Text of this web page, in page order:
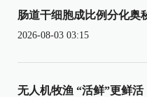
肠道干细胞成比例分化奥
2026-08-03 03:15
无人机牧渔 “活鲜”更鲜活